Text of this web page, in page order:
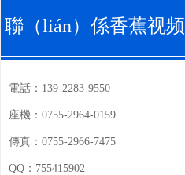
聯（lián）係香蕉视频
官
電話： 139-2283-9550
座機： 0755-2964-0159
傳真： 0755-2966-7475
QQ： 755415902